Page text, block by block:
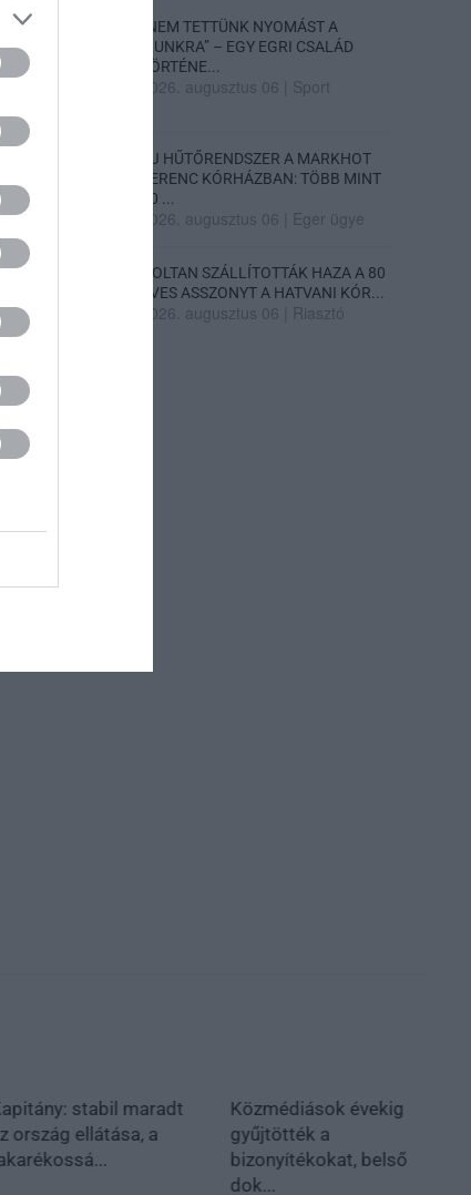
„NEM TETTÜNK NYOMÁST A
FIUNKRA” – EGY EGRI CSALÁD
TÖRTÉNE...
2026. augusztus 06 Sport
ÚJ HŰTŐRENDSZER A MARKHOT
FERENC KÓRHÁZBAN: TÖBB MINT
70 ...
2026. augusztus 06 Eger ügye
HOLTAN SZÁLLÍTOTTÁK HAZA A 80
ÉVES ASSZONYT A HATVANI KÓR...
2026. augusztus 06 Riasztó
stabil maradt
ország ellátása, a
Közmédiások évekig
gyűjtötték a
bizonyítékokat, belső
dok...